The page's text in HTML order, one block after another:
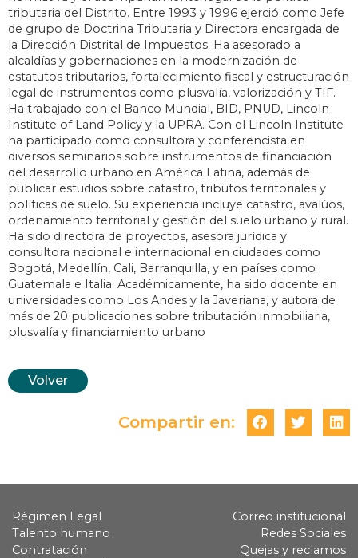
tributaria del Distrito. Entre 1993 y 1996 ejerció como Jefe
de grupo de Doctrina Tributaria y Directora encargada de
la Dirección Distrital de Impuestos. Ha asesorado a
alcaldías y gobernaciones en la modernización de
estatutos tributarios, fortalecimiento fiscal y estructuración
legal de instrumentos como plusvalía, valorización y TIF.
Ha trabajado con el Banco Mundial, BID, PNUD, Lincoln
Institute of Land Policy y la UPRA. Con el Lincoln Institute
ha participado como consultora y conferencista en
diversos seminarios sobre instrumentos de financiación
del desarrollo urbano en América Latina, además de
publicar estudios sobre catastro, tributos territoriales y
políticas de suelo. Su experiencia incluye catastro, avalúos,
ordenamiento territorial y gestión del suelo urbano y rural.
Ha sido directora de proyectos, asesora jurídica y
consultora nacional e internacional en ciudades como
Bogotá, Medellín, Cali, Barranquilla, y en países como
Guatemala e Italia. Académicamente, ha sido docente en
universidades como Los Andes y la Javeriana, y autora de
más de 20 publicaciones sobre tributación inmobiliaria,
plusvalía y financiamiento urbano
Volver
Compartir en:
Régimen Legal
Talento humano
Contratación
Correo institucional
Redes Sociales
Quejas y reclamos